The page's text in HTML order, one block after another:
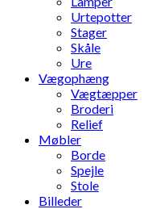
Urtepotter
Stager
Skåle
Ure
Vægophæng
Vægtæpper
Broderi
Relief
Møbler
Borde
Spejle
Stole
Billeder